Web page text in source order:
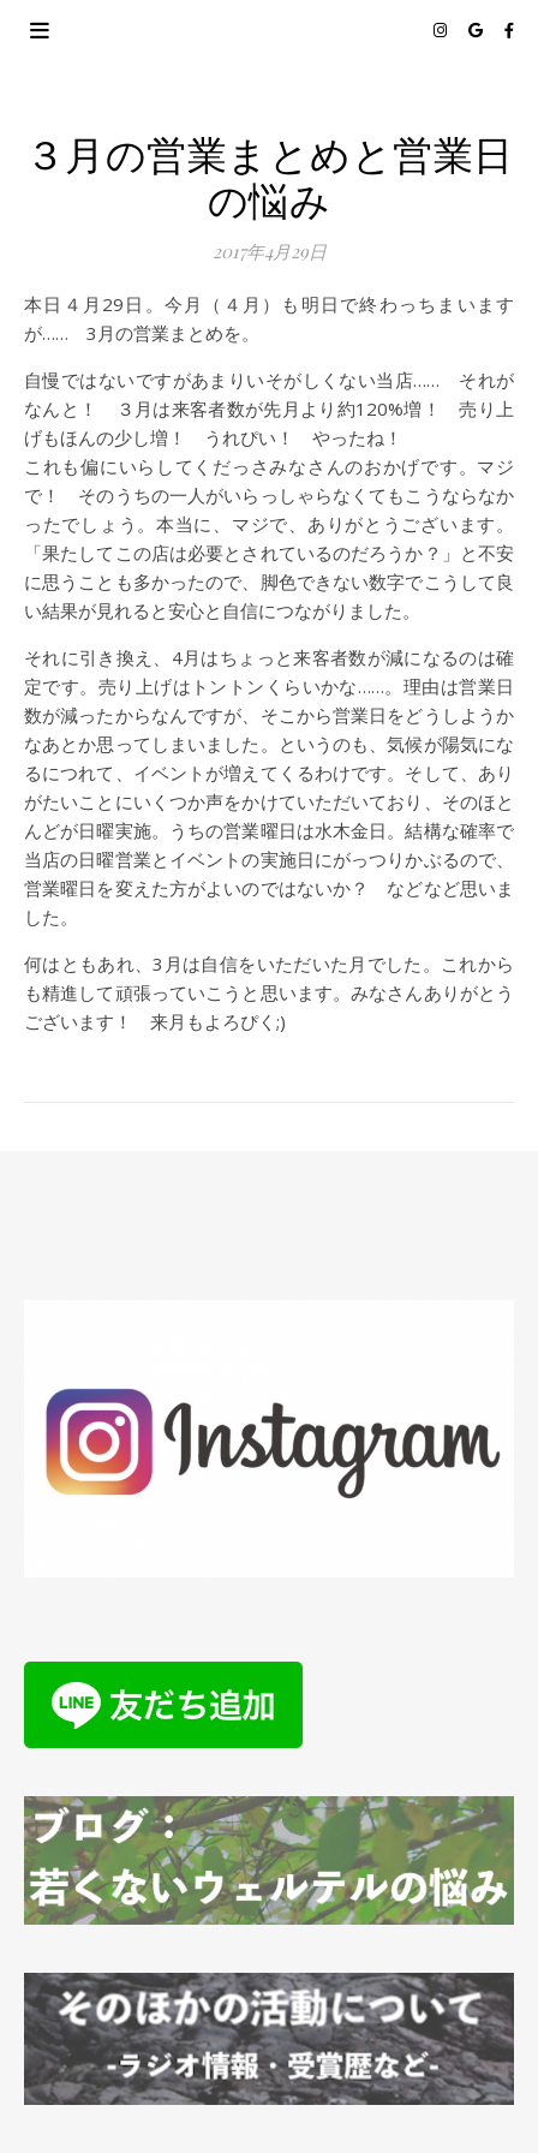
３月の営業まとめと営業日
の悩み
2017年4月29日
本日４月29日。今月（４月）も明日で終わっちまいます
が…… 3月の営業まとめを。
自慢ではないですがあまりいそがしくない当店…… それが
なんと！ ３月は来客者数が先月より約120%増！ 売り上
げもほんの少し増！ うれぴい！ やったね！
これも偏にいらしてくだっさみなさんのおかげです。マジ
で！ そのうちの一人がいらっしゃらなくてもこうならなか
ったでしょう。本当に、マジで、ありがとうございます。
「果たしてこの店は必要とされているのだろうか？」と不安
に思うことも多かったので、脚色できない数字でこうして良
い結果が見れると安心と自信につながりました。
それに引き換え、4月はちょっと来客者数が減になるのは確
定です。売り上げはトントンくらいかな……。理由は営業日
数が減ったからなんですが、そこから営業日をどうしようか
なあとか思ってしまいました。というのも、気候が陽気にな
るにつれて、イベントが増えてくるわけです。そして、あり
がたいことにいくつか声をかけていただいており、そのほと
んどが日曜実施。うちの営業曜日は水木金日。結構な確率で
当店の日曜営業とイベントの実施日にがっつりかぶるので、
営業曜日を変えた方がよいのではないか？ などなど思いま
した。
何はともあれ、3月は自信をいただいた月でした。これから
も精進して頑張っていこうと思います。みなさんありがとう
ございます！ 来月もよろぴく;)